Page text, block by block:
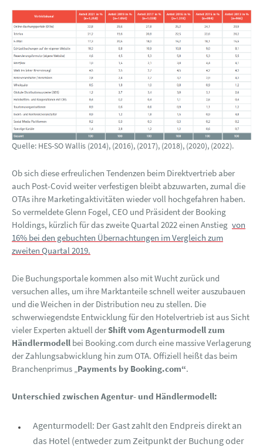
Quelle: HES-SO Wallis (2014), (2016), (2017), (2018), (2020), (2022).
Ob sich diese erfreulichen Tendenzen beim Direktvertrieb aber
auch Post-Covid weiter verfestigen bleibt abzuwarten, zumal die
OTAs ihre Marketingaktivitäten wieder voll hochgefahren haben.
So vermeldete Glenn Fogel, CEO und Präsident der Booking
Holdings, kürzlich für das zweite Quartal 2022 einen Anstieg von
16% bei den gebuchten Übernachtungen im Vergleich zum
zweiten Quartal 2019.
Die Buchungsportale kommen also mit Wucht zurück und
versuchen alles, um ihre Marktanteile schnell weiter auszubauen
und die Weichen in der Distribution neu zu stellen. Die
schwerwiegendste Entwicklung für den Hotelvertrieb ist aus Sicht
vieler Experten aktuell derShift vom Agenturmodell zum
Händlermodell bei Booking.com durch eine massive Verlagerung
der Zahlungsabwicklung hin zum OTA. Offiziell heißt das beim
Branchenprimus „ Payments by Booking.com“.
Unterschied zwischen Agentur- und Händlermodell:
Agenturmodell: Der Gast zahlt den Endpreis direkt an
das Hotel (entweder zum Zeitpunkt der Buchung oder